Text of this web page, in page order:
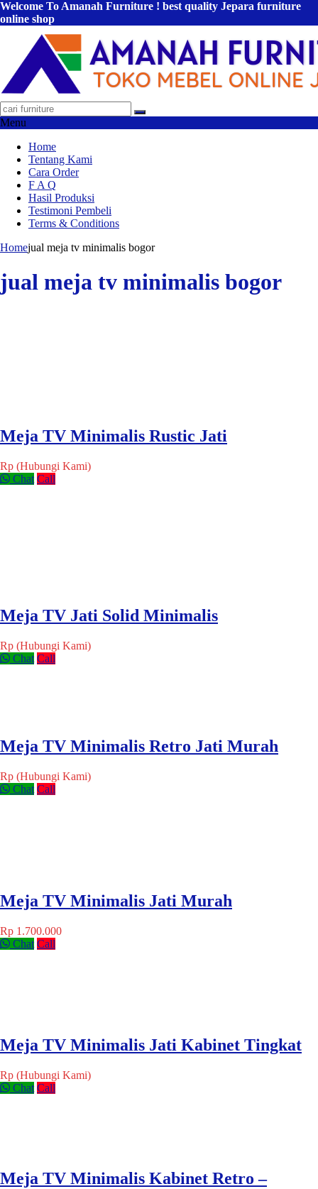
Welcome To Amanah Furniture ! best quality Jepara furniture
online shop
Menu
Home
Tentang Kami
Cara Order
F A Q
Hasil Produksi
Testimoni Pembeli
Terms & Conditions
Homejual meja tv minimalis bogor
jual meja tv minimalis bogor
Meja TV Minimalis Rustic Jati
Rp (Hubungi Kami)
Chat Call
Meja TV Jati Solid Minimalis
Rp (Hubungi Kami)
Chat Call
Meja TV Minimalis Retro Jati Murah
Rp (Hubungi Kami)
Chat Call
Meja TV Minimalis Jati Murah
Rp 1.700.000
Chat Call
Meja TV Minimalis Jati Kabinet Tingkat
Rp (Hubungi Kami)
Chat Call
Meja TV Minimalis Kabinet Retro –